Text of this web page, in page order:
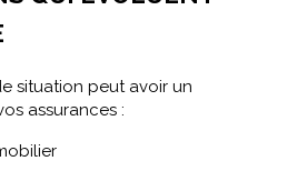
situation peut avoir un
assurances :